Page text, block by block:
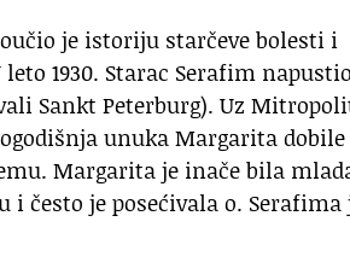
je istoriju starčeve bolesti i
1930. Starac Serafim
Sankt Peterburg). Uz
unuka Margarita dobile
Margarita je inače bila
često je posećivala o. Serafima